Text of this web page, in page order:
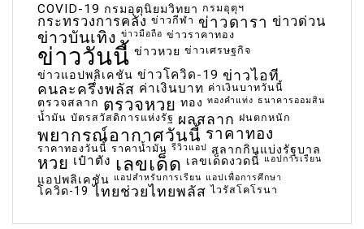
COVID-19 กรมอุตุนิยมวิทยา กรมอุตุฯ
กระทรวงการคลัง ข่าวกีฬา ข่าวดารา ข่าวด่วน
ข่าวบันเทิง ข่าวมือถือ ข่าวราคาทอง
ข่าววันนี้ ข่าวหวย ข่าวเศรษฐกิจ
ข่าวแอปพลิเคชัน ข่าวโควิด-19 ข่าวไอที
คนละครึ่งพลัส ค่าเงินบาท ค่าเงินบาทวันนี้
ตรวจสลาก ตรวจหวย ทอง ทองคำแท่ง ธนาคารออมสิน
น้ำมัน บัตรสวัสดิการแห่งรัฐ ผลสลาก ฝนตกหนัก
พยากรณ์อากาศวันนี้ ราคาทอง
ราคาทองวันนี้ ราคาน้ำมัน รีวิวแอป สลากกินแบ่งรัฐบาล
หวย เป๋าตัง เลขเด็ด เลขเด็ดงวดนี้ แอปการเรียน
แอปพลิเคชัน แอปสำหรับการเรียน แอปเพื่อการศึกษา
โควิด-19 ไทยช่วยไทยพลัส ไวรัสโคโรนา